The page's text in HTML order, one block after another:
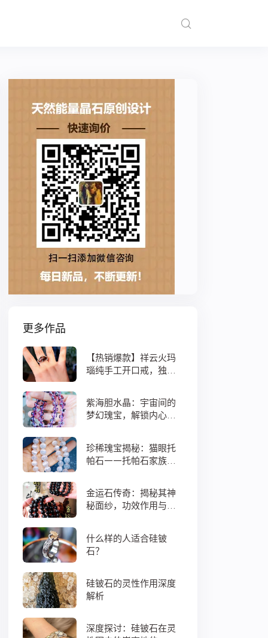
更多作品
【热销爆款】祥云火玛
瑙纯手工开口戒，独特
灵性的完美结合！
紫海胆水晶：宇宙间的
梦幻瑰宝，解锁内心宁
珍稀瑰宝揭秘：猫眼托
帕石——托帕石家族中
金运石传奇：揭秘其神
秘面纱，功效作用与搭
什么样的人适合硅铍
石？
硅铍石的灵性作用深度
解析
深度探讨：硅铍石在灵